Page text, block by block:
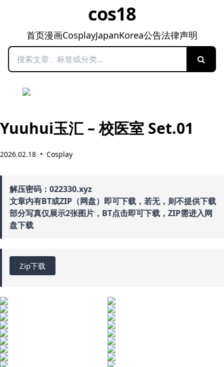
cos18
首页漫画CosplayJapanKorea公告法律声明
搜索
Yuuhui玉汇 – 校医室 Set.01
2026.02.18 • Cosplay
解压密码：022330.xyz
文章内有BT或ZIP（网盘）即可下载，若无，则不提供下载
部分写真仅展示2张图片，BT点击即可下载，ZIP需进入网
盘下载
Zip下载